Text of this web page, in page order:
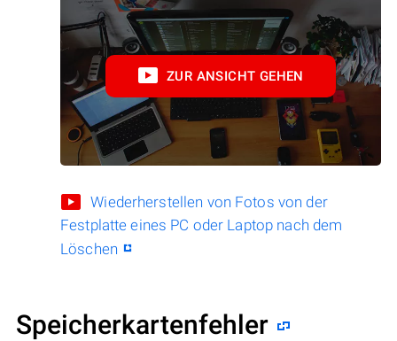
ZUR ANSICHT GEHEN
Wiederherstellen von Fotos von der
Festplatte eines PC oder Laptop nach dem
Löschen
Speicherkartenfehler